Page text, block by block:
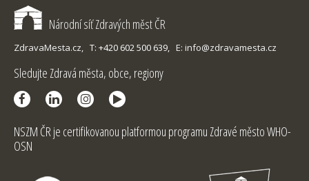
Národní síť Zdravých měst ČR
ZdravaMesta.cz, T: +420 602 500 639, E: info@zdravamesta.cz
Sledujte Zdravá města, obce, regiony
NSZM ČR je certifikovanou platformou programu Zdravé město WHO-
OSN